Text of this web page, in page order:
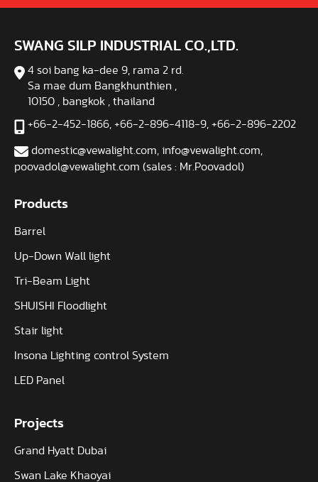
SWANG SILP INDUSTRIAL CO.,LTD.
4 soi bang ka-dee 9, rama 2 rd.
Sa mae dum Bangkhunthien ,
10150 , bangkok , thailand
+66-2-452-1866 +66-2-896-4118-9 +66-2-896-2202
domestic@vewalight.com info@vewalight.com
poovadol@vewalight.com (sales : Mr.Poovadol)
Products
Barrel
Up-Down Wall light
Tri-Beam Light
SHUISHI Floodlight
Stair light
Insona Lighting control System
LED Panel
Projects
Grand Hyatt Dubai
Swan Lake Khaoyai